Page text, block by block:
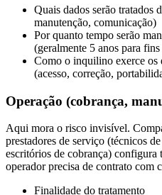
Quais dados serão tratados
manutenção, comunicação)
Por quanto tempo serão
(geralmente 5 anos para
Como o inquilino exerce
(acesso, correção,
Operação (cobrança,
Aqui mora o risco invisível.
prestadores de serviço (técnicos
escritórios de cobrança) configura
operador precisa de contrato com
Finalidade do tratamento